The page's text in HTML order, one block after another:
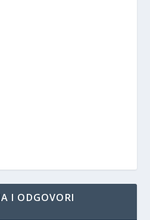
I ODGOVORI